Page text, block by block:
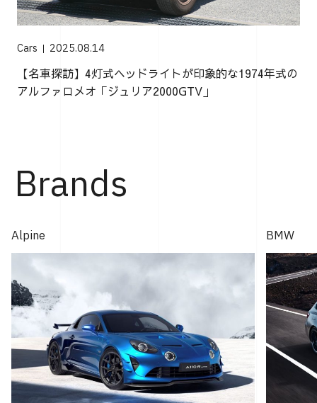
Cars 2025.08.14
【名車探訪】4灯式ヘッドライトが印象的な1974年式の
アルファロメオ「ジュリア2000GTV」
Brands
Alpine BMW